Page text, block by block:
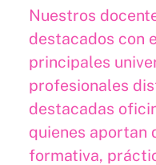
Nuestros
destacados con
principales
profesionales
destacadas
quienes aportan
formativa,